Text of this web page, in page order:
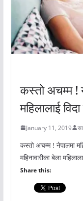
कस्तो अचम्म !
महिलालाई
January 11, 2019
कस्तो अचम्म ! नेपालमा
महिनावारीका बेला
Share this: